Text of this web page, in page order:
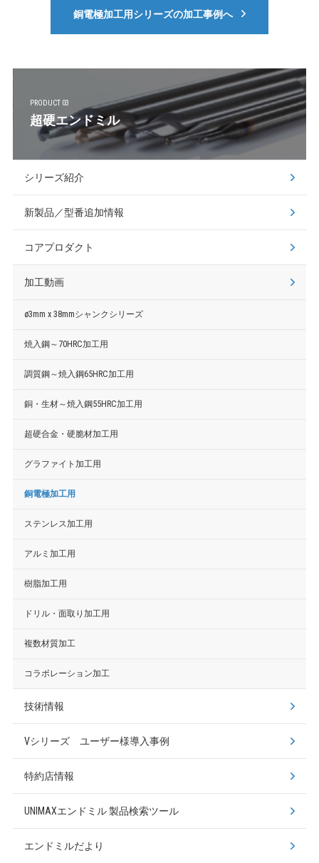
銅電極加工用シリーズの加工事例へ
PRODUCT 03
超硬エンドミル
シリーズ紹介
新製品／型番追加情報
コアプロダクト
加工動画
ø3mm x 38mmシャンクシリーズ
焼入鋼～70HRC加工用
調質鋼～焼入鋼65HRC加工用
銅・生材～焼入鋼55HRC加工用
超硬合金・硬脆材加工用
グラファイト加工用
銅電極加工用
ステンレス加工用
アルミ加工用
樹脂加工用
ドリル・面取り加工用
複数材質加工
コラボレーション加工
技術情報
Vシリーズ ユーザー様導入事例
特約店情報
UNIMAXエンドミル製品検索ツール
エンドミルだより